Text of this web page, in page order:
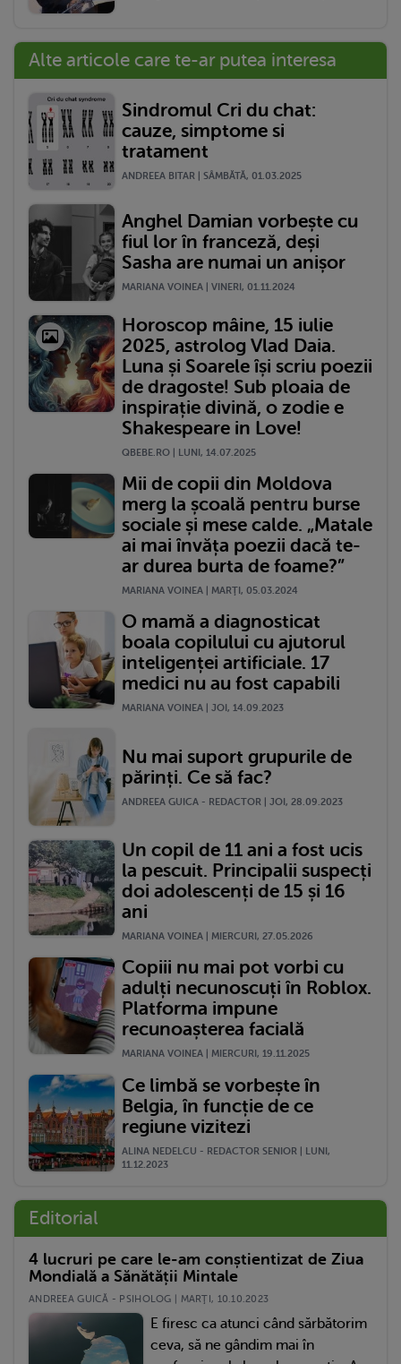
Alte articole care te-ar putea interesa
Sindromul Cri du chat:
cauze, simptome si
tratament
ANDREEA BITAR | SÂMBĂTĂ, 01.03.2025
Anghel Damian vorbește cu
fiul lor în franceză, deși
Sasha are numai un anișor
MARIANA VOINEA | VINERI, 01.11.2024
Horoscop mâine, 15 iulie
2025, astrolog Vlad Daia.
Luna și Soarele își scriu poezii
de dragoste! Sub ploaia de
inspirație divină, o zodie e
Shakespeare in Love!
QBEBE.RO | LUNI, 14.07.2025
Mii de copii din Moldova
merg la școală pentru burse
sociale și mese calde. „Matale
ai mai învăța poezii dacă te-
ar durea burta de foame?”
MARIANA VOINEA | MARŢI, 05.03.2024
O mamă a diagnosticat
boala copilului cu ajutorul
inteligenței artificiale. 17
medici nu au fost capabili
MARIANA VOINEA | JOI, 14.09.2023
Nu mai suport grupurile de
părinți. Ce să fac?
ANDREEA GUICA - REDACTOR | JOI, 28.09.2023
Un copil de 11 ani a fost ucis
la pescuit. Principalii suspecți
doi adolescenți de 15 și 16
ani
MARIANA VOINEA | MIERCURI, 27.05.2026
Copiii nu mai pot vorbi cu
adulți necunoscuți în Roblox.
Platforma impune
recunoașterea facială
MARIANA VOINEA | MIERCURI, 19.11.2025
Ce limbă se vorbește în
Belgia, în funcție de ce
regiune vizitezi
ALINA NEDELCU - REDACTOR SENIOR | LUNI,
11.12.2023
Editorial
4 lucruri pe care le-am conștientizat de Ziua
Mondială a Sănătății Mintale
ANDREEA GUICĂ - PSIHOLOG | MARŢI, 10.10.2023
E firesc ca atunci când sărbătorim
ceva, să ne gândim mai în